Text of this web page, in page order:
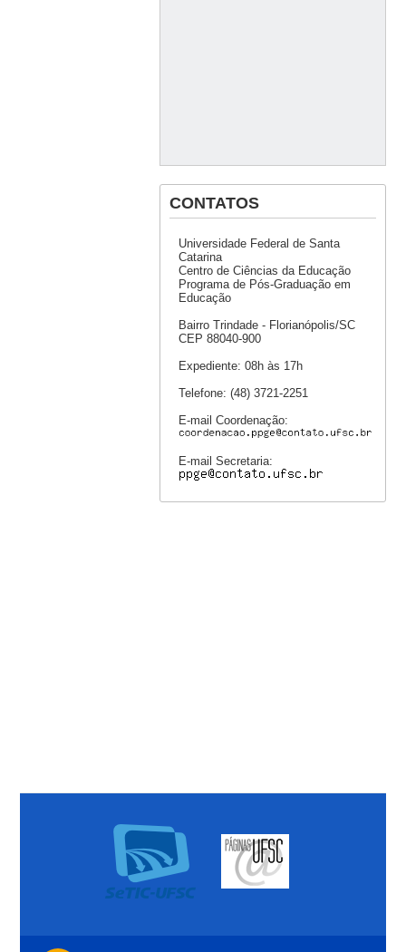
CONTATOS
Universidade Federal de Santa
Catarina
Centro de Ciências da Educação
Programa de Pós-Graduação em
Educação
Bairro Trindade - Florianópolis/SC
CEP 88040-900
Expediente: 08h às 17h
Telefone: (48) 3721-2251
E-mail Coordenação:
E-mail Secretaria: